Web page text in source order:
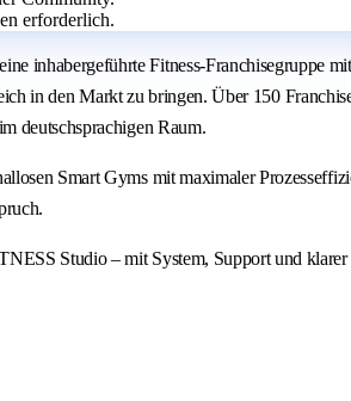
erforderlich.
inhabergeführte Fitness-Franchisegruppe
in den Markt zu bringen. Über 150
deutschsprachigen Raum.
Smart Gyms mit maximaler
Studio – mit System, Support und